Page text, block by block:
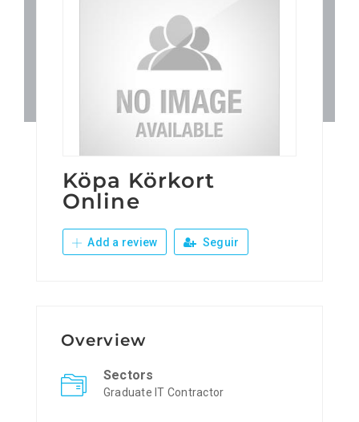
Junta Local Desarrollo
Adiestramientos
Eventos
Köpa Körkort
Online
Add a review Seguir
Overview
Sectors
Graduate IT Contractor